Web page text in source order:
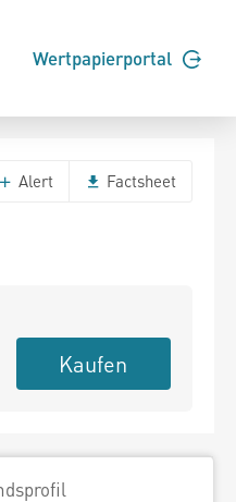
Wertpapierportal
Alert Factsheet
Kaufen